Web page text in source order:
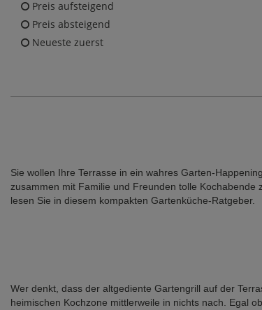
Preis aufsteigend
Preis absteigend
Neueste zuerst
Sie wollen Ihre Terrasse in ein wahres Garten-
zusammen mit Familie und Freunden tolle
lesen Sie in diesem kompakten Gartenküche-Ratgeber.
Wer denkt, dass der altgediente Gartengrill auf der
heimischen Kochzone mittlerweile in nichts nach. Egal